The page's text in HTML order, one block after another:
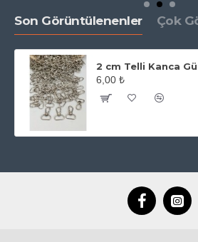
Son Görüntülenenler Çok
2 cm Telli Kanca
6,00 ₺